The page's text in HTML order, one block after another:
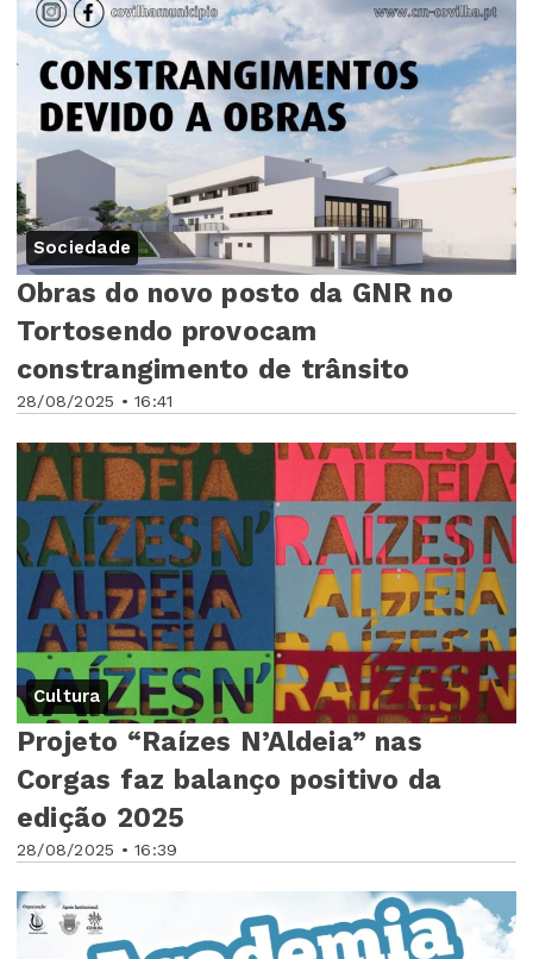
Sociedade
28/08/2025 • 16:41
Obras do novo posto da GNR no
Tortosendo provocam
constrangimento de trânsito
Cultura
28/08/2025 • 16:39
Projeto “Raízes N’Aldeia” nas
Corgas faz balanço positivo da
edição 2025